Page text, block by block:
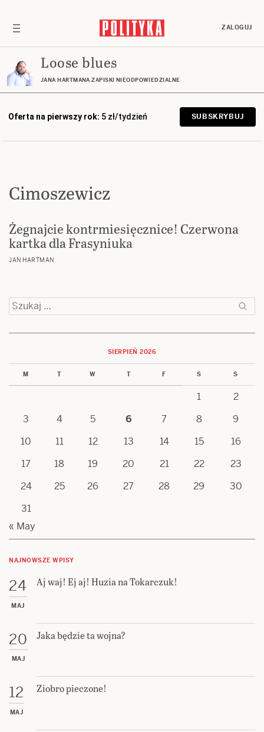
ZALOGUJ
Loose blues
JANA HARTMANA ZAPISKI NIEODPOWIEDZIALNE
Oferta na pierwszy rok: 5 zł/tydzień SUBSKRYBUJ
Cimoszewicz
Żegnajcie kontrmiesięcznice! Czerwona
kartka dla Frasyniuka
JAN HARTMAN
Szukaj:
SIERPIEŃ 2026
M T W T F S S
1
2
3
4 5 6 7 8
9
10
11 12 13 14 15
16
17
18 19 20 21 22
23
24
25 26 27 28 29
30
31
« May
NAJNOWSZE WPISY
24
MAJ
Aj waj! Ej aj! Huzia na Tokarczuk!
20
MAJ
Jaka będzie ta wojna?
12
MAJ
Ziobro pieczone!